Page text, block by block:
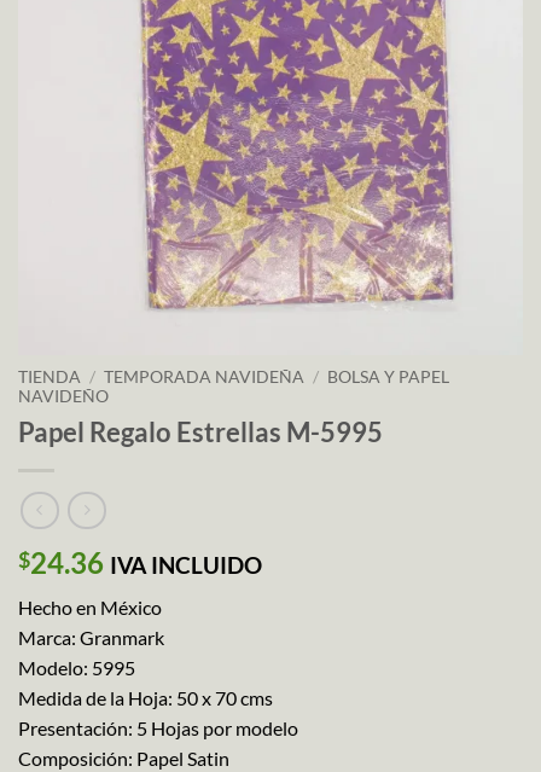
TIENDA / TEMPORADA NAVIDEÑA / BOLSA Y PAPEL
NAVIDEÑO
Papel Regalo Estrellas M-5995
$24.36 IVA INCLUIDO
Hecho en México
Marca: Granmark
Modelo: 5995
Medida de la Hoja: 50 x 70 cms
Presentación: 5 Hojas por modelo
Composición: Papel Satin